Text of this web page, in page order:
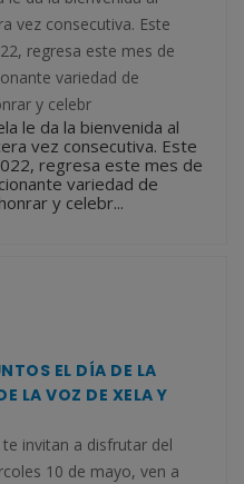
vez consecutiva. Este
regresa este mes de
variedad de
y celebr
le da la bienvenida al
vez consecutiva. Este
regresa este mes de
variedad de
y celebr...
EL DÍA DE LA
LA VOZ DE XELA Y
te invitan a disfrutar del
10 de mayo, ven a